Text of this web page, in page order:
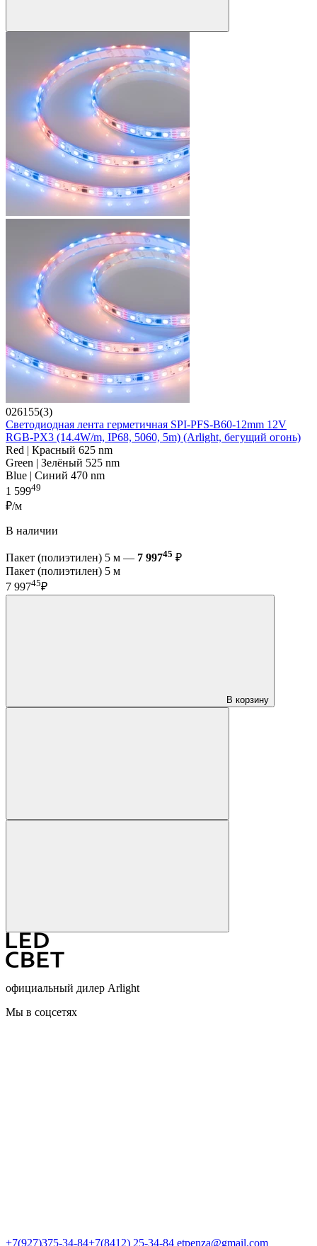
026155(3)
Светодиодная лента герметичная SPI-PFS-B60-12mm 12V
RGB-PX3 (14.4W/m, IP68, 5060, 5m) (Arlight, бегущий огонь)
Red | Красный 625 nm
Green | Зелёный 525 nm
Blue | Синий 470 nm
1 59949
₽/м
В наличии
Пакет (полиэтилен) 5 м — 7 99745 ₽
Пакет (полиэтилен) 5 м
7 99745₽
В корзину
официальный дилер Arlight
Мы в соцсетях
+7(927)375-34-84+7(8412) 25-34-84 etpenza@gmail.com